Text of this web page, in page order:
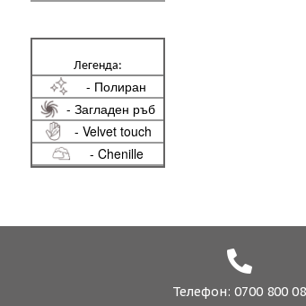
Легенда:
- Полиран
- Загладен ръб
- Velvet touch
- Chenille
Телефон: 0700 800 08